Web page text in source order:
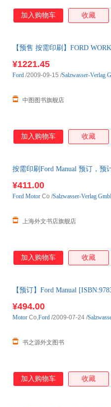
加入购物车 收藏
【预售 按需印刷】FORD
¥1221.45
中图图书旗舰店
Ford /2009-09-15 /Salzwasser-Verlag
加入购物车 收藏
按需印刷Ford Manual 预订，预
¥411.00
上海外文书店旗舰店
Ford Motor Co /Salzwasser-Verlag
加入购物车 收藏
【预订】Ford Manual
¥494.00
书之源外文图书
Motor Co,Ford /2009-07-24 /
加入购物车 收藏